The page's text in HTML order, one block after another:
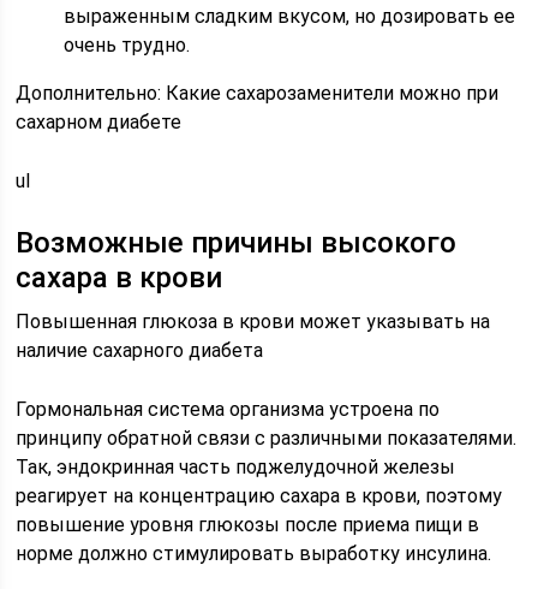
выраженным сладким вкусом, но дозировать ее
очень трудно.
Дополнительно: Какие сахарозаменители можно при
сахарном диабете
ul
Возможные причины высокого
сахара в крови
Повышенная глюкоза в крови может указывать на
наличие сахарного диабета
Гормональная система организма устроена по
принципу обратной связи с различными показателями.
Так, эндокринная часть поджелудочной железы
реагирует на концентрацию сахара в крови, поэтому
повышение уровня глюкозы после приема пищи в
норме должно стимулировать выработку инсулина.